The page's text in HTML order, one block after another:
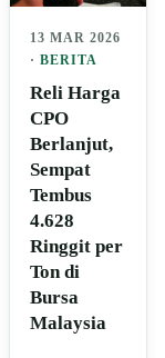
13 MAR 2026
· BERITA
Reli Harga
CPO
Berlanjut,
Sempat
Tembus
4.628
Ringgit per
Ton di
Bursa
Malaysia